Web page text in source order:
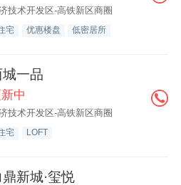
技术开发区-高铁新区商圈
宅 优惠楼盘 低密居所
城一品
中
技术开发区-高铁新区商圈
宅 LOFT
鼎新城·玺悦